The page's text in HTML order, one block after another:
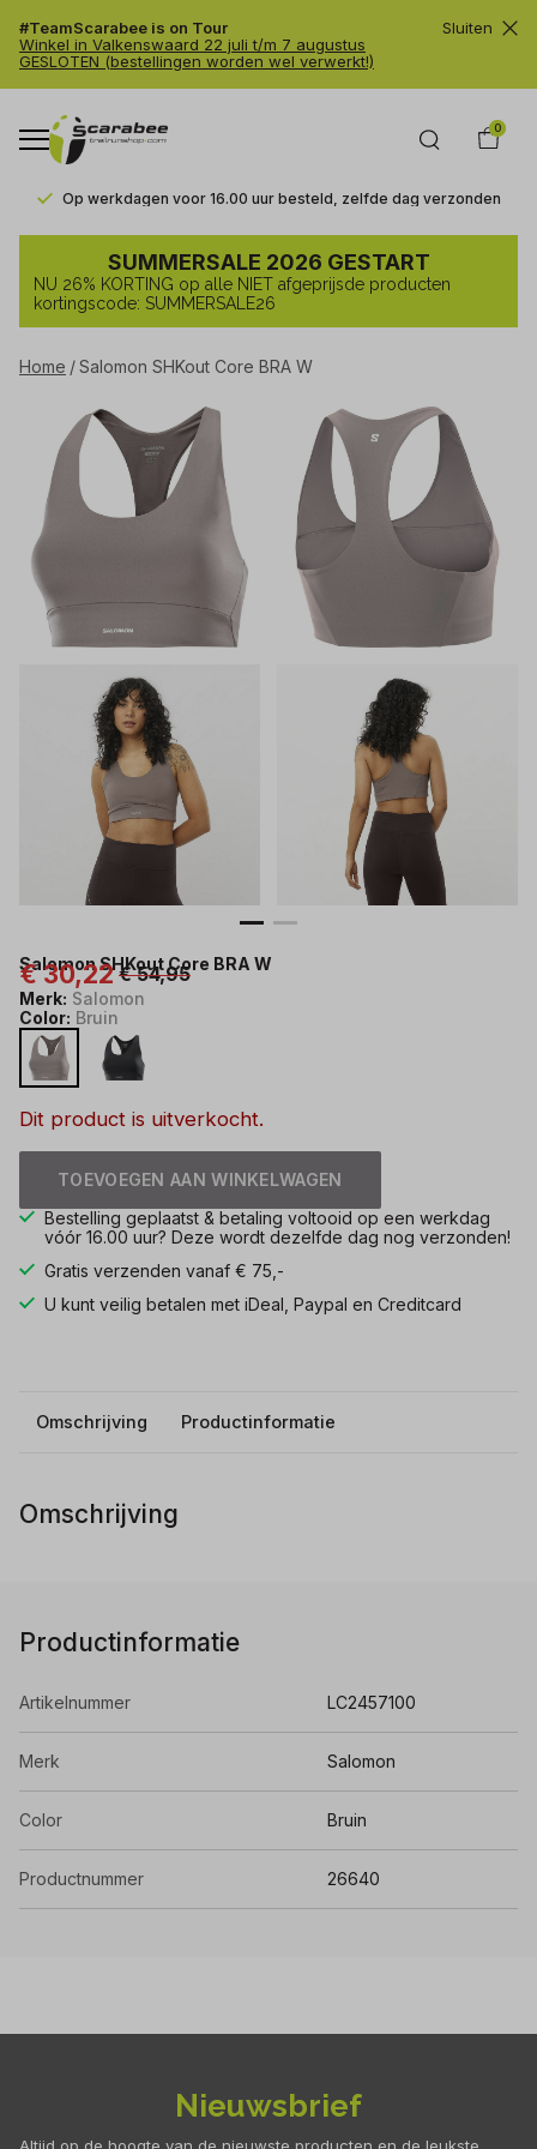
#TeamScarabee is on Tour
Winkel in Valkenswaard 22 juli t/m 7 augustus
GESLOTEN (bestellingen worden wel verwerkt!)
Sluiten
0
Op werkdagen voor 16.00 uur besteld, zelfde dag verzonden
Salomon
SHKout
Core
W
Trailrunshop
SUMMERSALE 2026 GESTART
NU 26% KORTING op alle NIET afgeprijsde producten
kortingscode: SUMMERSALE26
Home Salomon SHKout Core BRA W
Salomon SHKout Core BRA W
€ 30,22 € 54,95
Merk: Salomon
Color: Bruin
Dit product is uitverkocht.
TOEVOEGEN AAN WINKELWAGEN
Bestelling geplaatst & betaling voltooid op een werkdag
vóór 16.00 uur? Deze wordt dezelfde dag nog verzonden!
Gratis verzenden vanaf € 75,-
U kunt veilig betalen met iDeal, Paypal en Creditcard
Omschrijving Productinformatie
Omschrijving
Productinformatie
Artikelnummer LC2457100
Merk Salomon
Color Bruin
Productnummer 26640
Nieuwsbrief